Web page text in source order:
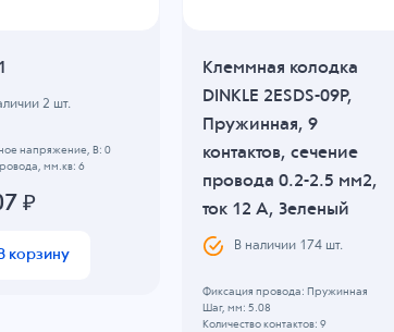
2 шт.
напряжение, B: 0
мм.кв: 6
₽
В корзину
Клеммная колодка
DINKLE 2ESDS-09P,
Пружинная, 9
контактов, сечение
провода 0.2-2.5 мм2,
ток 12 A, Зеленый
В наличии 174 шт.
Фиксация провода: Пружинная
Шаг, мм: 5.08
Количество контактов: 9